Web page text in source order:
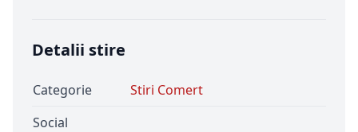
Detalii stire
Categorie
Stiri Comert
Social